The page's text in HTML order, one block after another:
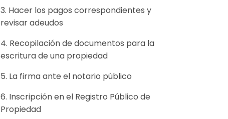
3. Hacer los pagos correspondientes y
revisar adeudos
4. Recopilación de documentos para la
escritura de una propiedad
5. La firma ante el notario público
6. Inscripción en el Registro Público de
Propiedad